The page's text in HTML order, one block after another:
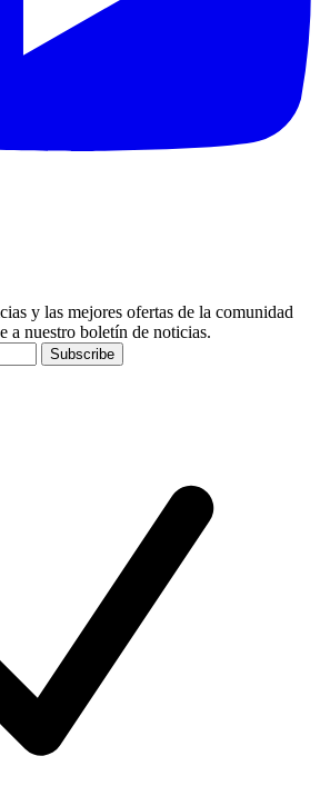
y las mejores ofertas de la comunidad
a nuestro boletín de noticias.
Subscribe